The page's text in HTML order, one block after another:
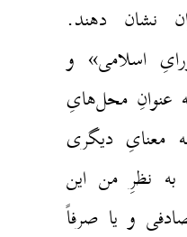
نشان دهند.
اسلامی» و
عنوانِ محل‌هایِ
معنایِ دیگری
به نظرِ من این
و یا صرفاً